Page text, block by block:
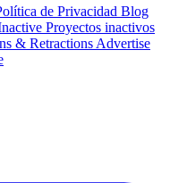
de Privacidad Blog
Proyectos inactivos
& Retractions Advertise